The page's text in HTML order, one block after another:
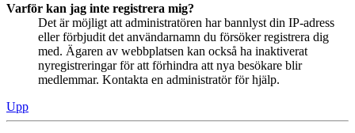
Varför kan jag inte registrera mig?
Det är möjligt att administratören har bannlyst din IP-adress
eller förbjudit det användarnamn du försöker registrera dig
med. Ägaren av webbplatsen kan också ha inaktiverat
nyregistreringar för att förhindra att nya besökare blir
medlemmar. Kontakta en administratör för hjälp.
Upp